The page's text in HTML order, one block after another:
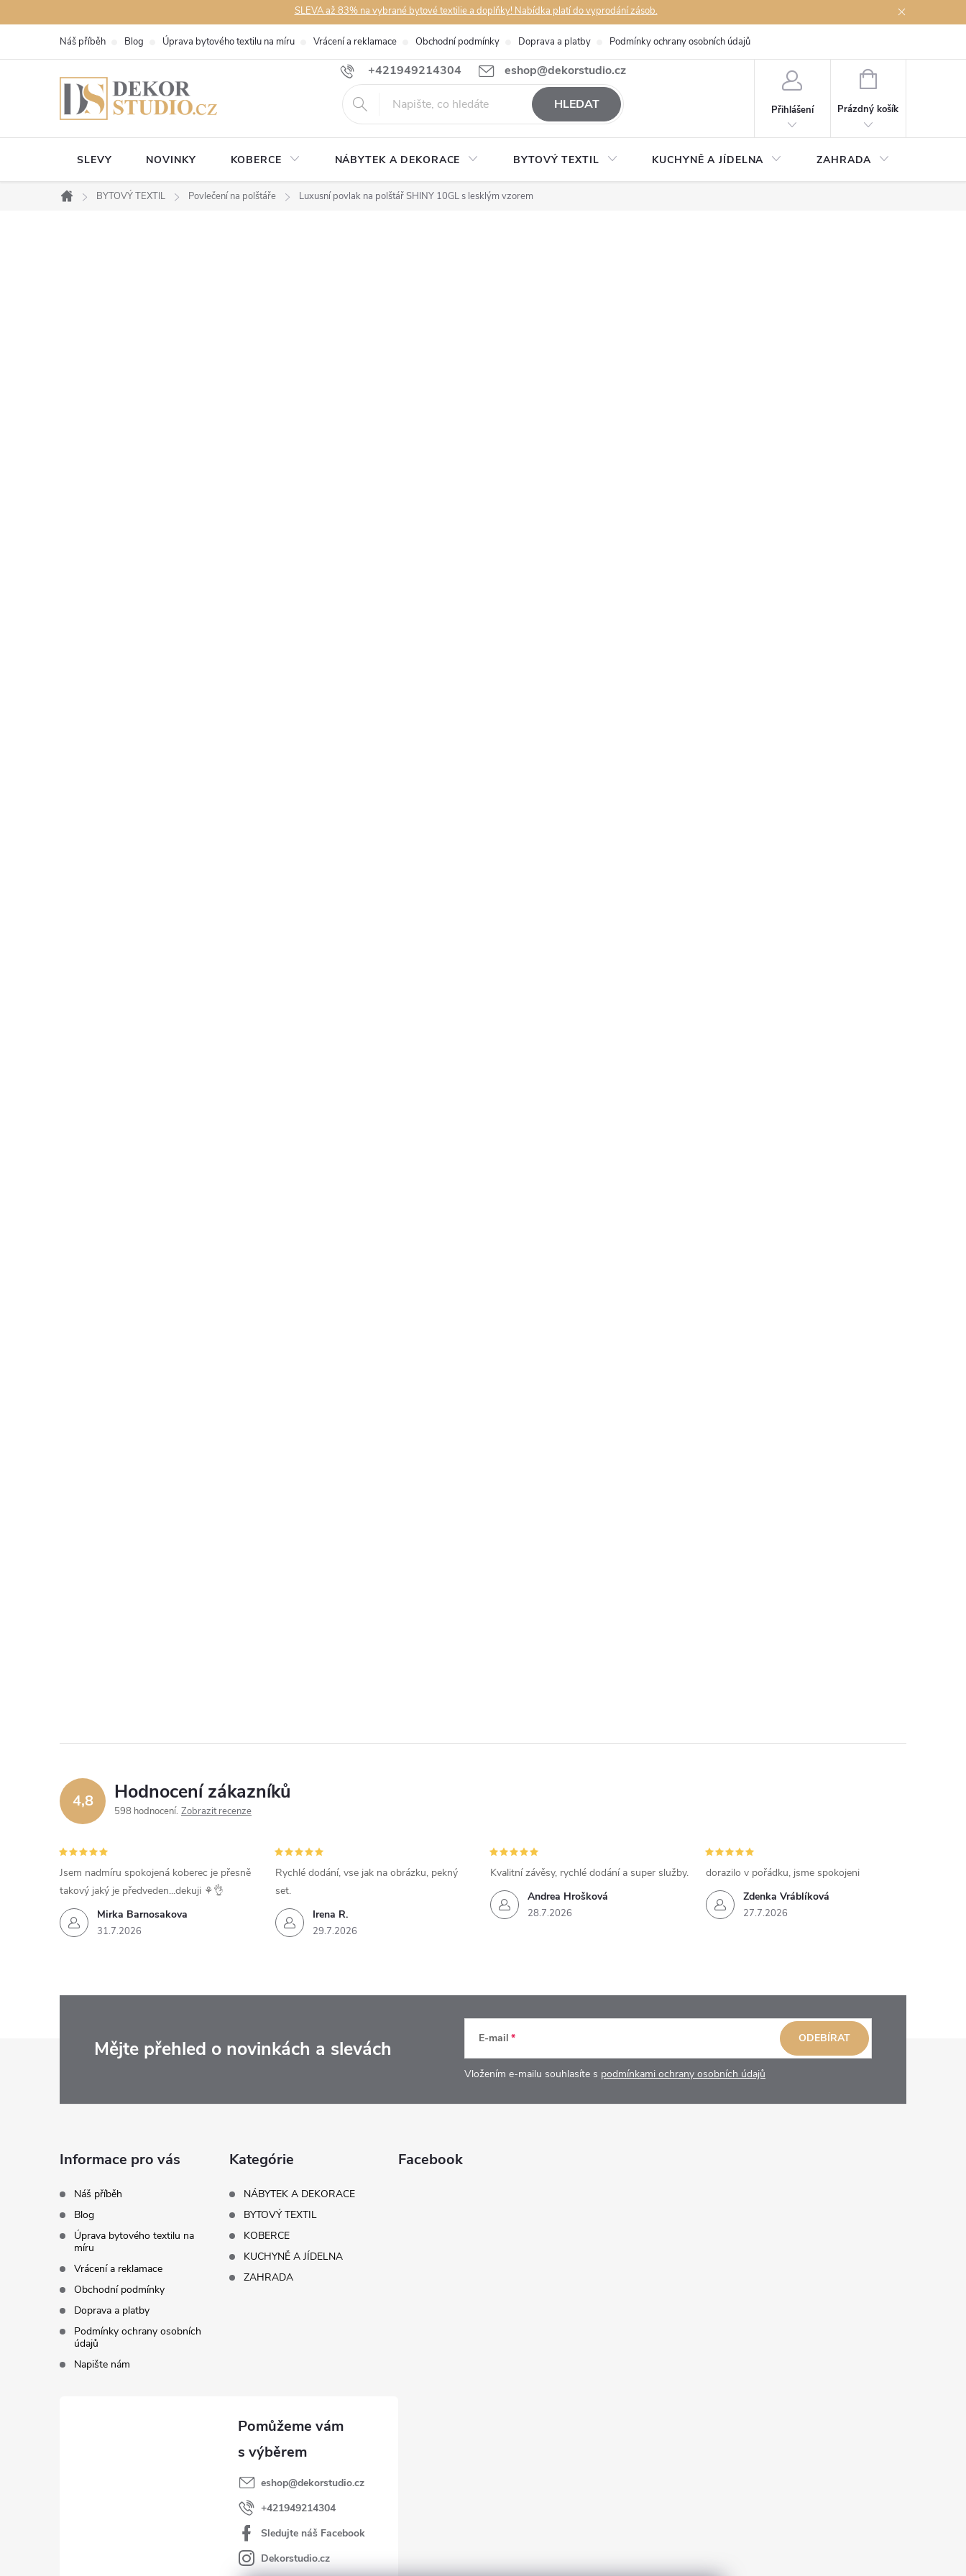
na
SLEVA až 83% na vybrané bytové textilie a doplňky! Nabídka platí do vyprodání zásob.
+421949214304 eshop@dekorstudio.cz
Náš příběh Blog Úprava bytového textilu na míru Vrácení a reklamace Obchodní podmínky Doprava a platby Podmínky ochrany osobních údajů
HLEDAT Přihlášení
NÁKUPNÍ
Prázdný košík
SLEVY NOVINKY KOBERCE NÁBYTEK A DEKORACE BYTOVÝ TEXTIL KUCHYNĚ A JÍDELNA ZAHRADA
Domů
BYTOVÝ TEXTIL Povlečení na polštáře Luxusní povlak na polštář SHINY 10GL s lesklým vzorem
4,8 Hodnocení zákazníků
598 hodnocení Zobrazit recenze
Mirka Barnosakova
31.7.2026
Jsem nadmíru spokojená koberec je přesně
takový jaký je předveden...dekuji ⚘️👌
Irena R.
29.7.2026
Rychlé dodání, vse jak na obrázku, pekný
set.
Andrea Hrošková
28.7.2026
Kvalitní závěsy, rychlé dodání a super služby.
Zdenka Vráblíková
27.7.2026
dorazilo v pořádku, jsme spokojeni
Mějte přehled o novinkách a slevách E-mail
Vložením e-mailu souhlasíte s podmínkami ochrany osobních údajů
ODEBÍRAT
Informace pro vás
Náš příběh
Blog
Úprava bytového textilu na
míru
Vrácení a reklamace
Obchodní podmínky
Doprava a platby
Podmínky ochrany osobních
údajů
Napište nám
Kategórie
NÁBYTEK A DEKORACE
BYTOVÝ TEXTIL
KOBERCE
KUCHYNĚ A JÍDELNA
ZAHRADA
Facebook
eshop@dekorstudio.cz
+421949214304
Sledujte náš Facebook
Dekorstudio.cz